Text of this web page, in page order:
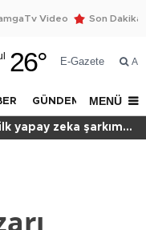
Video Son Dakika
26° E-Gazete Ara
GÜNDEM DÜNYA
MENÜ
20:49 Başkan